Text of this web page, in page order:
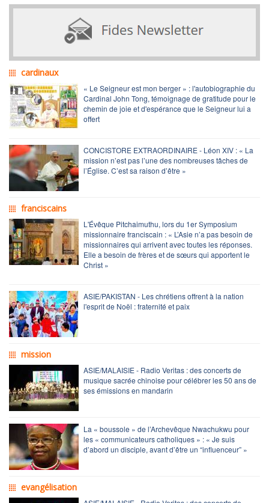
cardinaux
« Le Seigneur est mon berger » : l'autobiographie du
Cardinal John Tong, témoignage de gratitude pour le
chemin de joie et d'espérance que le Seigneur lui a
offert
CONCISTORE EXTRAORDINAIRE - Léon XIV : « La
mission n’est pas l’une des nombreuses tâches de
l’Église. C’est sa raison d’être »
franciscains
L'Évêque Pitchaimuthu, lors du 1er Symposium
missionnaire franciscain : « L’Asie n’a pas besoin de
missionnaires qui arrivent avec toutes les réponses.
Elle a besoin de frères et de sœurs qui apportent le
Christ »
ASIE/PAKISTAN - Les chrétiens offrent à la nation
l'esprit de Noël : fraternité et paix
mission
ASIE/MALAISIE - Radio Veritas : des concerts de
musique sacrée chinoise pour célébrer les 50 ans de
ses émissions en mandarin
La « boussole » de l’Archevêque Nwachukwu pour
les « communicateurs catholiques » : « Je suis
d’abord un disciple, avant d’être un “influenceur” »
evangélisation